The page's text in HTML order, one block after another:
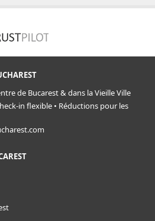
de Bucarest & dans la Vieille Ville
in flexible • Réductions pour les